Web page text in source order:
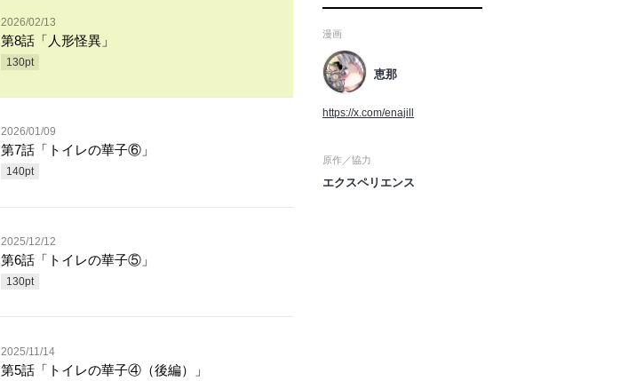
2026/02/13
第8話「人形怪異」
130pt
2026/01/09
第7話「トイレの華子⑥」
140pt
2025/12/12
第6話「トイレの華子⑤」
130pt
2025/11/14
第5話「トイレの華子④（後編）」
漫画
恵那
https://x.com/enajill
原作／協力
エクスペリエンス